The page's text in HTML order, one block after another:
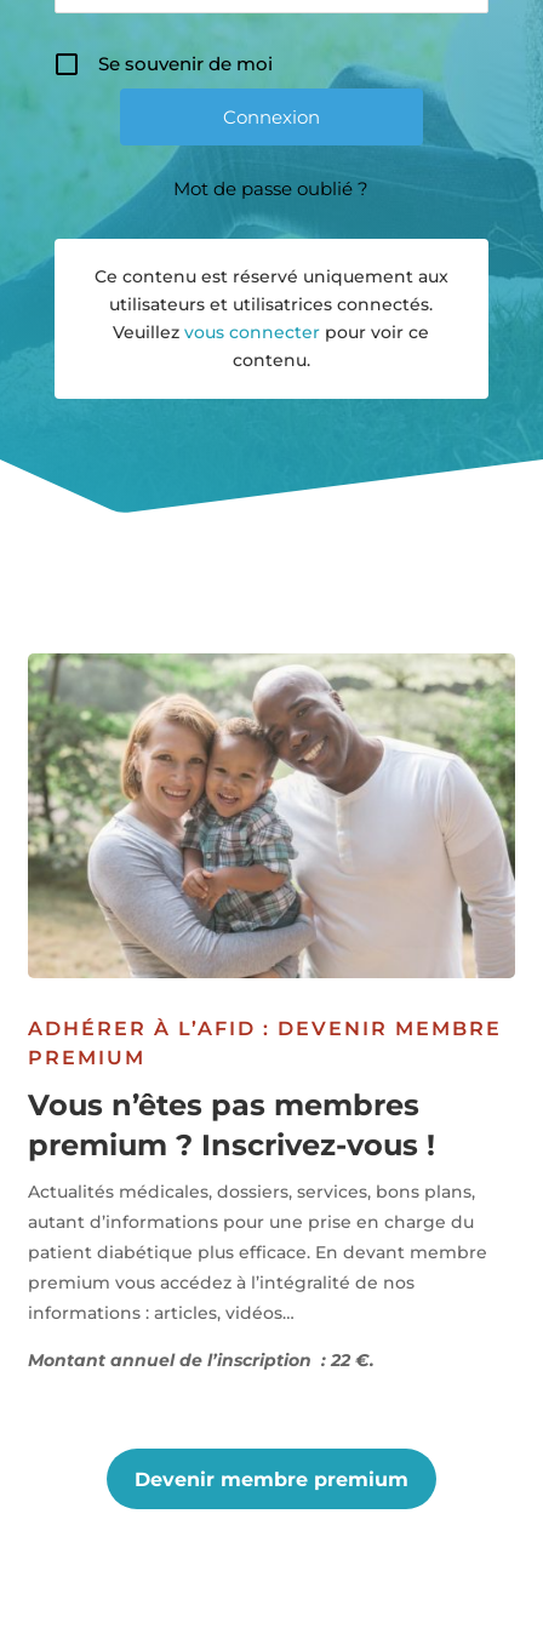
Se souvenir de moi
Mot de passe oublié ?
Ce contenu est réservé uniquement aux
utilisateurs et utilisatrices connectés.
Veuillezvous connecter pour voir ce
contenu.
ADHÉRER À L’AFID : DEVENIR MEMBRE
PREMIUM
Vous n’êtes pas membres
premium ? Inscrivez-vous !
Actualités médicales, dossiers, services, bons plans,
autant d’informations pour une prise en charge du
patient diabétique plus efficace. En devant membre
premium vous accédez à l’intégralité de nos
informations : articles, vidéos…
Montant annuel de l’inscription : 22 €.
Devenir membre premium